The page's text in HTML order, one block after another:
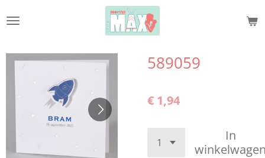
direct
de
hoofdinhoud
589059
€ 1,94
In